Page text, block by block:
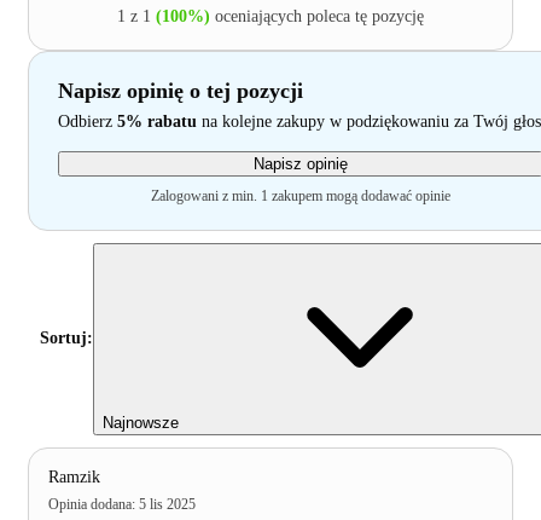
1 z 1 (100%) oceniających poleca tę pozycję
Napisz opinię o tej pozycji
Odbierz 5% rabatu na kolejne zakupy w podziękowaniu za Twój głos
Napisz opinię
Zalogowani z min. 1 zakupem mogą dodawać opinie
Sortuj:
Najnowsze
Ramzik
Opinia dodana: 5 lis 2025